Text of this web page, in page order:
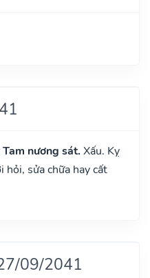
Tam nương sát. Xấu. Kỵ
hỏi, sửa chữa hay cất
09/2041